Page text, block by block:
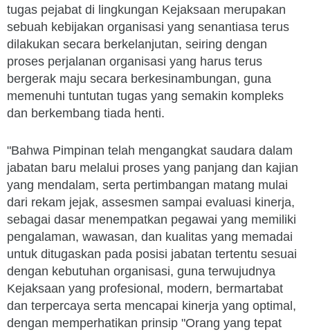
tugas pejabat di lingkungan Kejaksaan merupakan
sebuah kebijakan organisasi yang senantiasa terus
dilakukan secara berkelanjutan, seiring dengan
proses perjalanan organisasi yang harus terus
bergerak maju secara berkesinambungan, guna
memenuhi tuntutan tugas yang semakin kompleks
dan berkembang tiada henti.
"Bahwa Pimpinan telah mengangkat saudara dalam
jabatan baru melalui proses yang panjang dan kajian
yang mendalam, serta pertimbangan matang mulai
dari rekam jejak, assesmen sampai evaluasi kinerja,
sebagai dasar menempatkan pegawai yang memiliki
pengalaman, wawasan, dan kualitas yang memadai
untuk ditugaskan pada posisi jabatan tertentu sesuai
dengan kebutuhan organisasi, guna terwujudnya
Kejaksaan yang profesional, modern, bermartabat
dan terpercaya serta mencapai kinerja yang optimal,
dengan memperhatikan prinsip "Orang yang tepat